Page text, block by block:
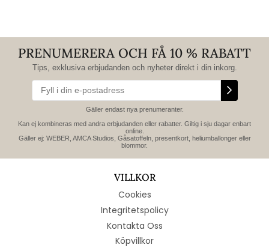
PRENUMERERA OCH FÅ 10 % RABATT
Tips, exklusiva erbjudanden och nyheter direkt i din inkorg.
Gäller endast nya prenumeranter.
Kan ej kombineras med andra erbjudanden eller rabatter. Giltig i sju dagar enbart
online.
Gäller ej: WEBER, AMCA Studios, Gåsatoffeln, presentkort, heliumballonger eller
blommor.
VILLKOR
Cookies
Integritetspolicy
Kontakta Oss
Köpvillkor